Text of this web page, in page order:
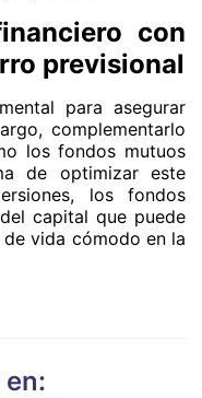
con
previsional
para asegurar
complementarlo
los fondos mutuos
de optimizar este
los fondos
capital que puede
vida cómodo en la